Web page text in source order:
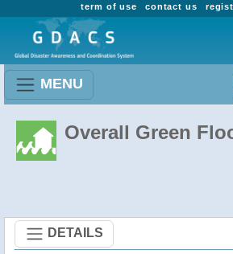
contact us
term of use
MENU
Overall Green
DETAILS